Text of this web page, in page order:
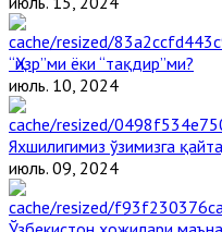
“Ҳизр”ми ёки “тақдир”ми?
июль. 10, 2024
Яхшилигимиз ўзимизга
июль. 09, 2024